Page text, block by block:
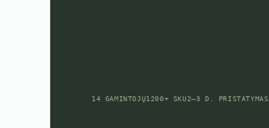
14 GAMINTOJŲ1200+ SKU2–3 D. PRISTATYMAS